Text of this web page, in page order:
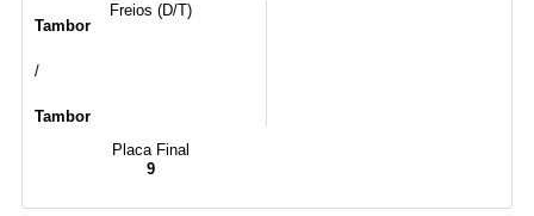
Freios (D/T)
Tambor
/
Tambor
Placa Final
9